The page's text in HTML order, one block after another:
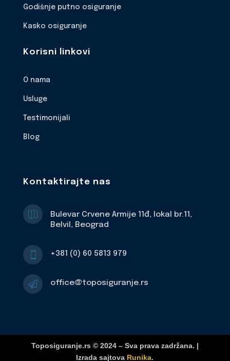
Godišnje putno osiguranje
Kasko osiguranje
Korisni linkovi
O nama
Usluge
Testimonijali
Blog
Kontaktirajte nas

Bulevar Crvene Armije 11đ, lokal br.11,
Belvil, Beograd
 +381 (0) 60 5813 979
 office@toposiguranje.rs
Toposiguranje.rs © 2024 – Sva prava zadržana. |
Izrada sajtova Runika.